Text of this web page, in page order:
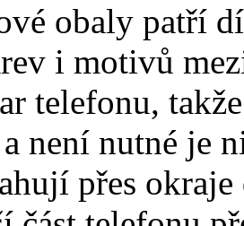
obaly patří
i motivů
telefonu,
není nutné je
přes